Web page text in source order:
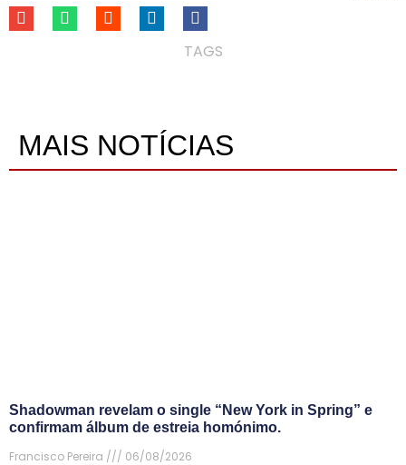
TAGS
MAIS NOTÍCIAS
Shadowman revelam o single “New York in Spring” e
confirmam álbum de estreia homónimo.
Francisco Pereira
06/08/2026